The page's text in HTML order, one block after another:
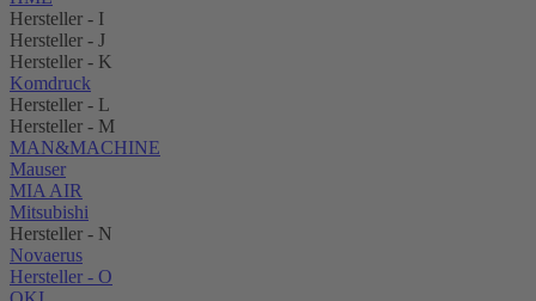
Hersteller - I
Hersteller - J
Hersteller - K
Komdruck
Hersteller - L
Hersteller - M
MAN&MACHINE
Mauser
MIA AIR
Mitsubishi
Hersteller - N
Novaerus
Hersteller - O